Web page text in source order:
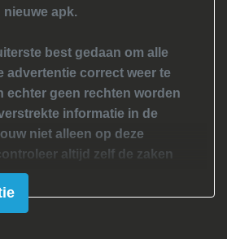
nieuwe apk.
best gedaan om alle
advertentie correct weer te
echter geen rechten worden
informatie in de
niet alleen op deze
altijd zelf de zaken
zijn en je beslissing
Neem contact op
aanvullende vragen.